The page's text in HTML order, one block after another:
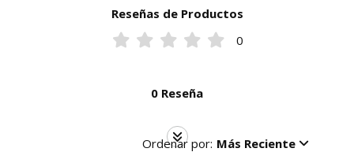
Reseñas de Productos
0
0 Reseña
Ordenar por: Más Reciente